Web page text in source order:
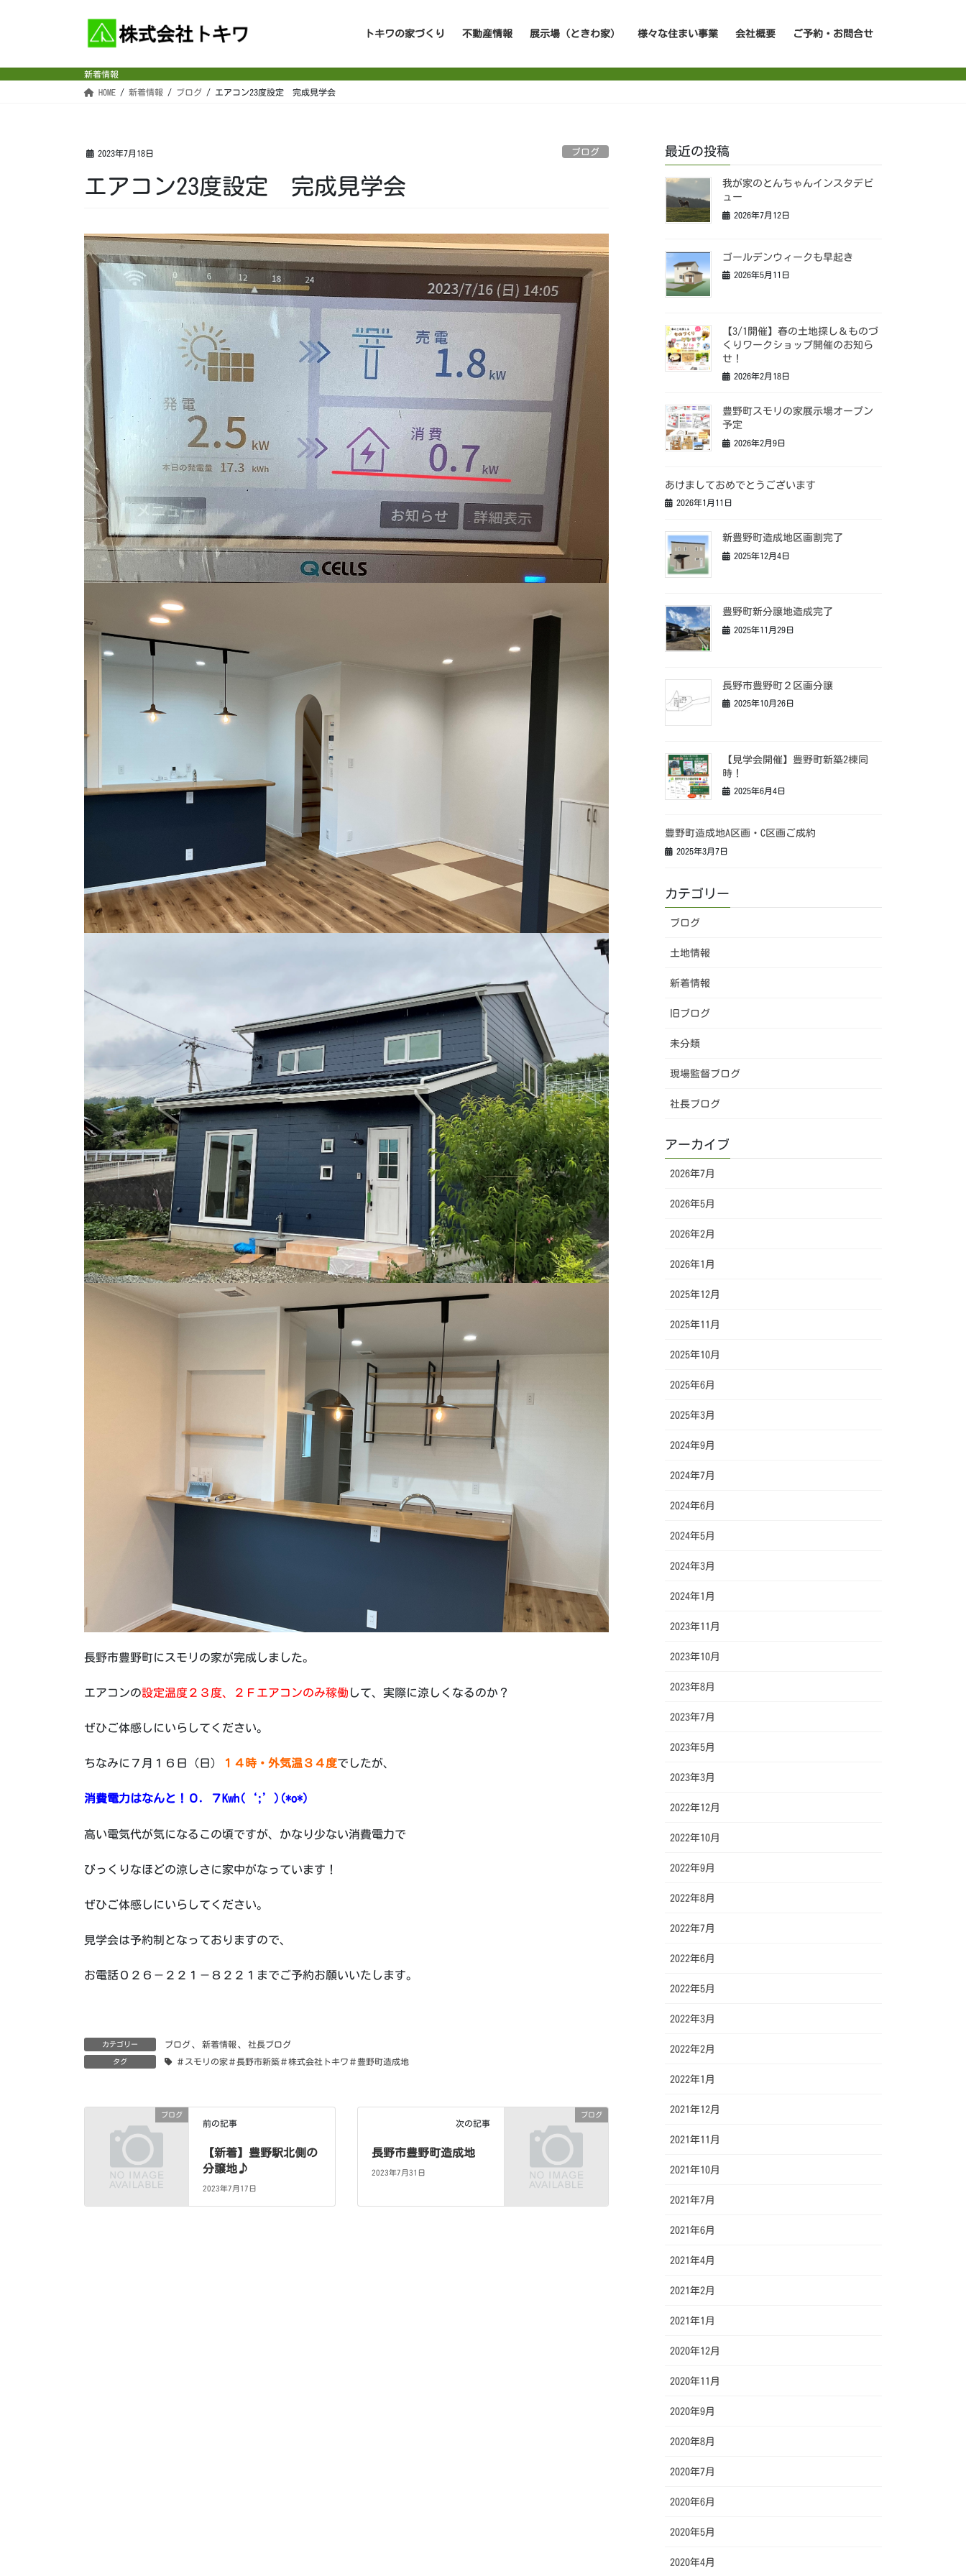
トキワの家づくり 不動産情報 展示場（ときわ家） 様々な住まい事業 会社概要 ご予約・お問合せ
新着情報
HOME 新着情報 ブログ エアコン23度設定 完成見学会
2023年7月18日 ブログ
エアコン23度設定 完成見学会
長野市豊野町にスモリの家が完成しました。
エアコンの設定温度２３度、２Ｆエアコンのみ稼働 して、実際に涼しくなるのか？
ぜひご体感しにいらしてください。
ちなみに７月１６日（日） １４時・外気温３４度でしたが、
消費電力はなんと！０．７Kwh(‘;’)(*o*)
高い電気代が気になるこの頃ですが、かなり少ない消費電力で
びっくりなほどの涼しさに家中がなっています！
ぜひご体感しにいらしてください。
見学会は予約制となっておりますので、
お電話０２６－２２１－８２２１までご予約お願いいたします。
カテゴリー ブログ 新着情報 社長ブログ
タグ ＃スモリの家＃長野市新築＃株式会社トキワ＃豊野町造成地
ブログ
前の記事
【新着】豊野駅北側の
分譲地♪
2023年7月17日
ブログ
次の記事
長野市豊野町造成地
2023年7月31日
最近の投稿
我が家のとんちゃんインスタデビ
ュー
2026年7月12日
ゴールデンウィークも早起き
2026年5月11日
【3/1開催】春の土地探し＆ものづ
くりワークショップ開催のお知ら
せ！
2026年2月18日
豊野町スモリの家展示場オープン
予定
2026年2月9日
あけましておめでとうございます
2026年1月11日
新豊野町造成地区画割完了
2025年12月4日
豊野町新分譲地造成完了
2025年11月29日
長野市豊野町２区画分譲
2025年10月26日
【見学会開催】豊野町新築2棟同
時！
2025年6月4日
豊野町造成地A区画・C区画ご成約
2025年3月7日
カテゴリー
ブログ
土地情報
新着情報
旧ブログ
未分類
現場監督ブログ
社長ブログ
アーカイブ
2026年7月
2026年5月
2026年2月
2026年1月
2025年12月
2025年11月
2025年10月
2025年6月
2025年3月
2024年9月
2024年7月
2024年6月
2024年5月
2024年3月
2024年1月
2023年11月
2023年10月
2023年8月
2023年7月
2023年5月
2023年3月
2022年12月
2022年10月
2022年9月
2022年8月
2022年7月
2022年6月
2022年5月
2022年3月
2022年2月
2022年1月
2021年12月
2021年11月
2021年10月
2021年7月
2021年6月
2021年4月
2021年2月
2021年1月
2020年12月
2020年11月
2020年9月
2020年8月
2020年7月
2020年6月
2020年5月
2020年4月